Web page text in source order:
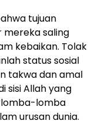
tujuan
mereka saling
kebaikan. Tolak
status sosial
takwa dan amal
sisi Allah yang
lomba
urusan dunia.